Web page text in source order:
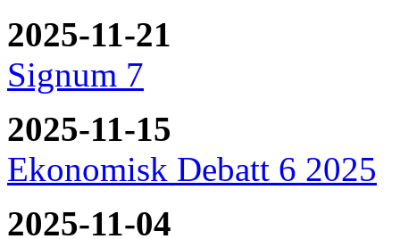
2025-11-21
Signum 7
2025-11-15
Ekonomisk Debatt 6 2025
2025-11-04